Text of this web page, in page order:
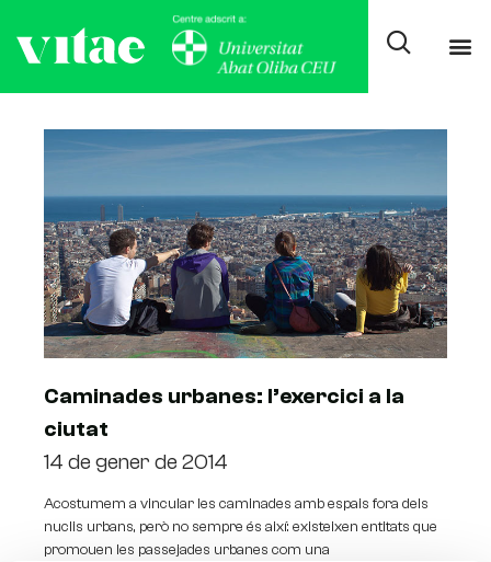
Caminades urbanes: l’exercici a la
ciutat
14 de gener de 2014
Acostumem a vincular les caminades amb espais fora dels
nuclis urbans, però no sempre és així: existeixen entitats que
promouen les passejades urbanes com una